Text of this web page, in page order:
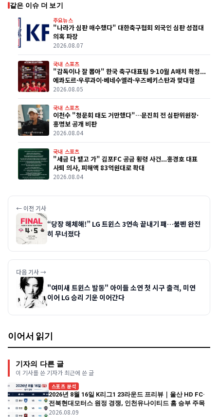
같은 이슈 더 보기
주요뉴스
"나라가 심판 매수했다" 대한축구협회 외국인 심판 성접대
의혹 파장
2026.08.07
국내 스포츠
"감독이나 잘 뽑아" 한국 축구대표팀 9·10월 A매치 확정...
에콰도르·우루과이·베네수엘라·우즈베키스탄과 맞대결
2026.08.05
국내 스포츠
이천수 "청문회 태도 거만했다"…문진희 전 심판위원장·
홍명보 공개 비판
2026.08.04
국내 스포츠
"세금 다 뱉고 가" 김포FC 공금 횡령 사건...홍경호 대표
사퇴 의사, 피해액 83억원대로 확대
2026.08.04
← 이전 기사
“당장 해체해!” LG 트윈스 3연속 끝내기 패…불펜 완전
히 무너졌다
다음 기사 →
"여미새 트윈스 발동" 아이들 소연 첫 시구 출격, 미연
이어 LG 승리 기운 이어간다
이어서 읽기
기자의 다른 글
이 기사를 쓴 기자가 최근에 쓴 글
스포츠 분석
2026년 8월 16일 K리그1 23라운드 프리뷰｜울산 HD FC·
전북현대모터스 원정 경쟁, 인천유나이티드 홈 승부 주목
2026.08.09